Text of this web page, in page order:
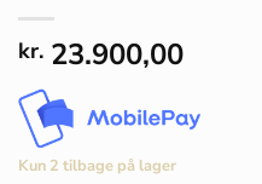
kr. 23.900,00
Kun 2 tilbage på lager